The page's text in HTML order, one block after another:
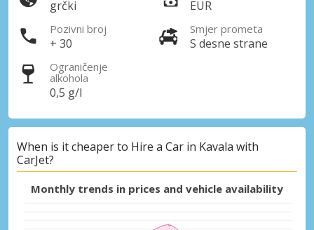
grčki EUR
Pozivni broj
+ 30
Smjer prometa
S desne strane
Ograničenje
alkohola
0,5 g/l
When is it cheaper to Hire a Car in Kavala with
CarJet?
Monthly trends in prices and vehicle availability